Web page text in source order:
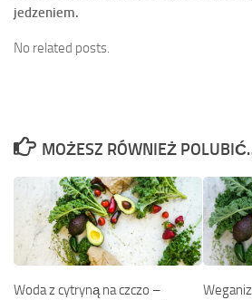
jedzeniem.
No related posts.
MOŻESZ RÓWNIEŻ
Woda z cytryną na czczo –